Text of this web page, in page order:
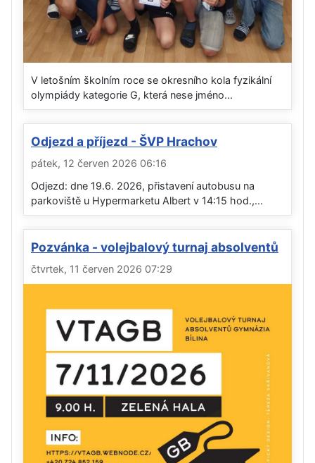
V letošním školním roce se okresního kola fyzikální
olympiády kategorie G, která nese jméno...
Odjezd a příjezd - ŠVP Hrachov
pátek, 12 červen 2026 06:16
Odjezd: dne 19.6. 2026, přistavení autobusu na
parkoviště u Hypermarketu Albert v 14:15 hod.,...
Pozvánka - volejbalový turnaj absolventů
čtvrtek, 11 červen 2026 07:29